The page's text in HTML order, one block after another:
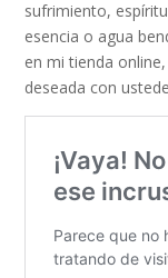
sufrimiento,
esencia o agua
en mi tienda
deseada con